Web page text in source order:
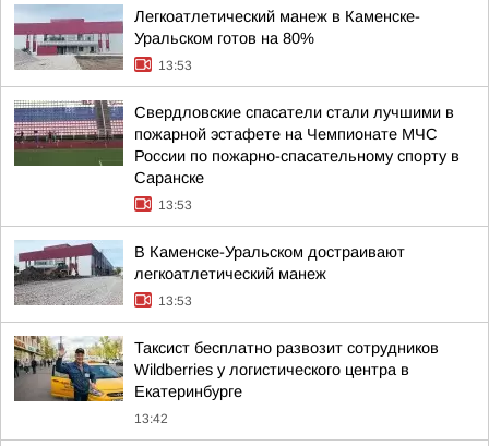
Легкоатлетический манеж в Каменске-
Уральском готов на 80%
13:53
Свердловские спасатели стали лучшими в
пожарной эстафете на Чемпионате МЧС
России по пожарно-спасательному спорту в
Саранске
13:53
В Каменске-Уральском достраивают
легкоатлетический манеж
13:53
Таксист бесплатно развозит сотрудников
Wildberries у логистического центра в
Екатеринбурге
13:42